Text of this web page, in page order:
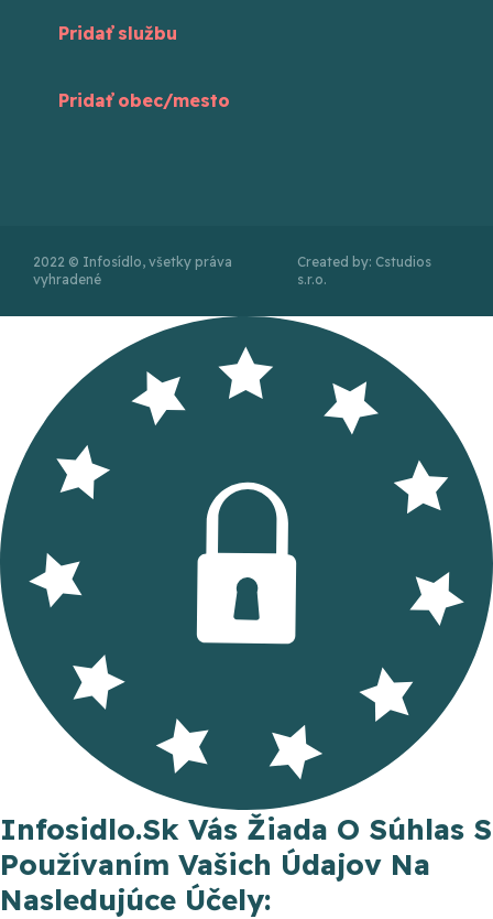
Pridať službu
Pridať obec/mesto
2022 © Infosídlo, všetky práva
vyhradené
Created by: Cstudios
s.r.o.
Infosidlo.sk Vás Žiada O Súhlas S
Používaním Vašich Údajov Na
Nasledujúce Účely: